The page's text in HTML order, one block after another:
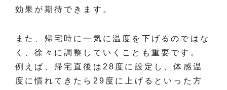
効果が期待できます。
また、帰宅時に一気に温度を下げるのではな
く、徐々に調整していくことも重要です。
例えば、帰宅直後は28度に設定し、体感温
度に慣れてきたら29度に上げるといった方